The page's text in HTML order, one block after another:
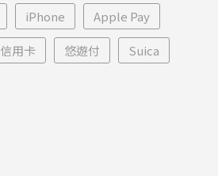
iPhone Apple Pay
信用卡 悠遊付 Suica